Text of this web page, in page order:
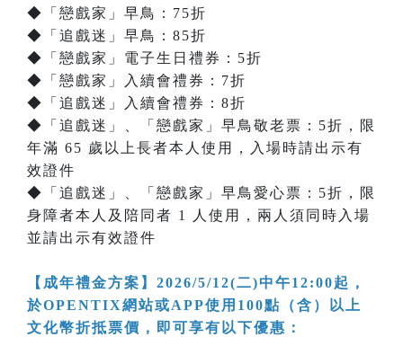
◆「戀戲家」早鳥：75折
◆「追戲迷」早鳥：85折
◆「戀戲家」電子生日禮券：5折
◆「戀戲家」入續會禮券：7折
◆「追戲迷」入續會禮券：8折
◆「追戲迷」、「戀戲家」早鳥敬老票：5折，限
年滿 65 歲以上長者本人使用，入場時請出示有
效證件
◆「追戲迷」、「戀戲家」早鳥愛心票：5折，限
身障者本人及陪同者 1 人使用，兩人須同時入場
並請出示有效證件
【成年禮金方案】2026/5/12(二)中午12:00起，
於OPENTIX網站或APP使用100點（含）以上
文化幣折抵票價，即可享有以下優惠：